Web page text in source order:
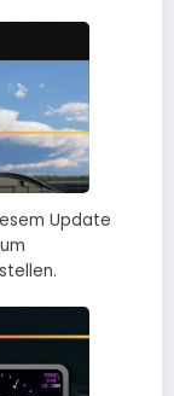
Update